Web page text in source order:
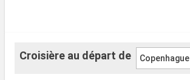
Croisière au départ de Copenhague